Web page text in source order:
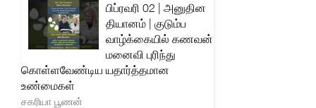
பிப்ரவரி 02 | அனுதின
தியானம் | குடும்ப
வாழ்க்கையில் கணவன்
மனைவி புரிந்து
கொள்ளவேண்டிய யதார்த்தமான
உண்மைகள்
சகரியா பூணன்